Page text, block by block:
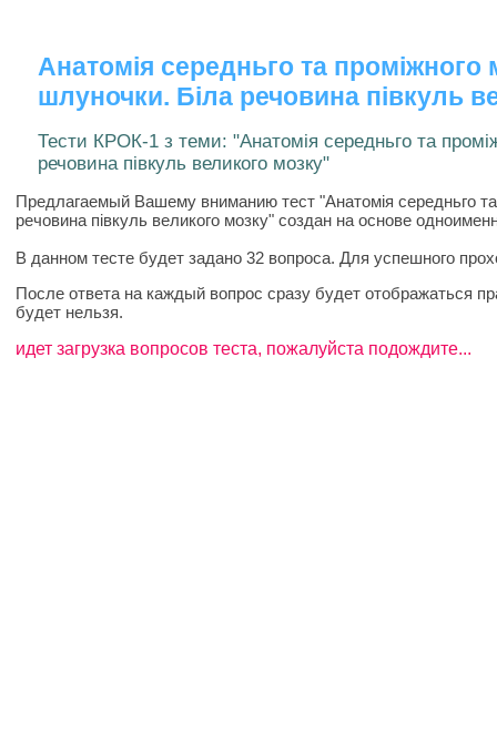
Анатомія середньго та
шлуночки. Біла речовина півкуль
Тести КРОК-1 з теми: "Анатомія середньго та
речовина півкуль великого мозку"
Предлагаемый Вашему вниманию тест "Анатомія середньго
речовина півкуль великого мозку" создан на основе
В данном тесте будет задано 32 вопроса. Для успешного
После ответа на каждый вопрос сразу будет отображаться
будет нельзя.
идет загрузка вопросов теста, пожалуйста подождите...